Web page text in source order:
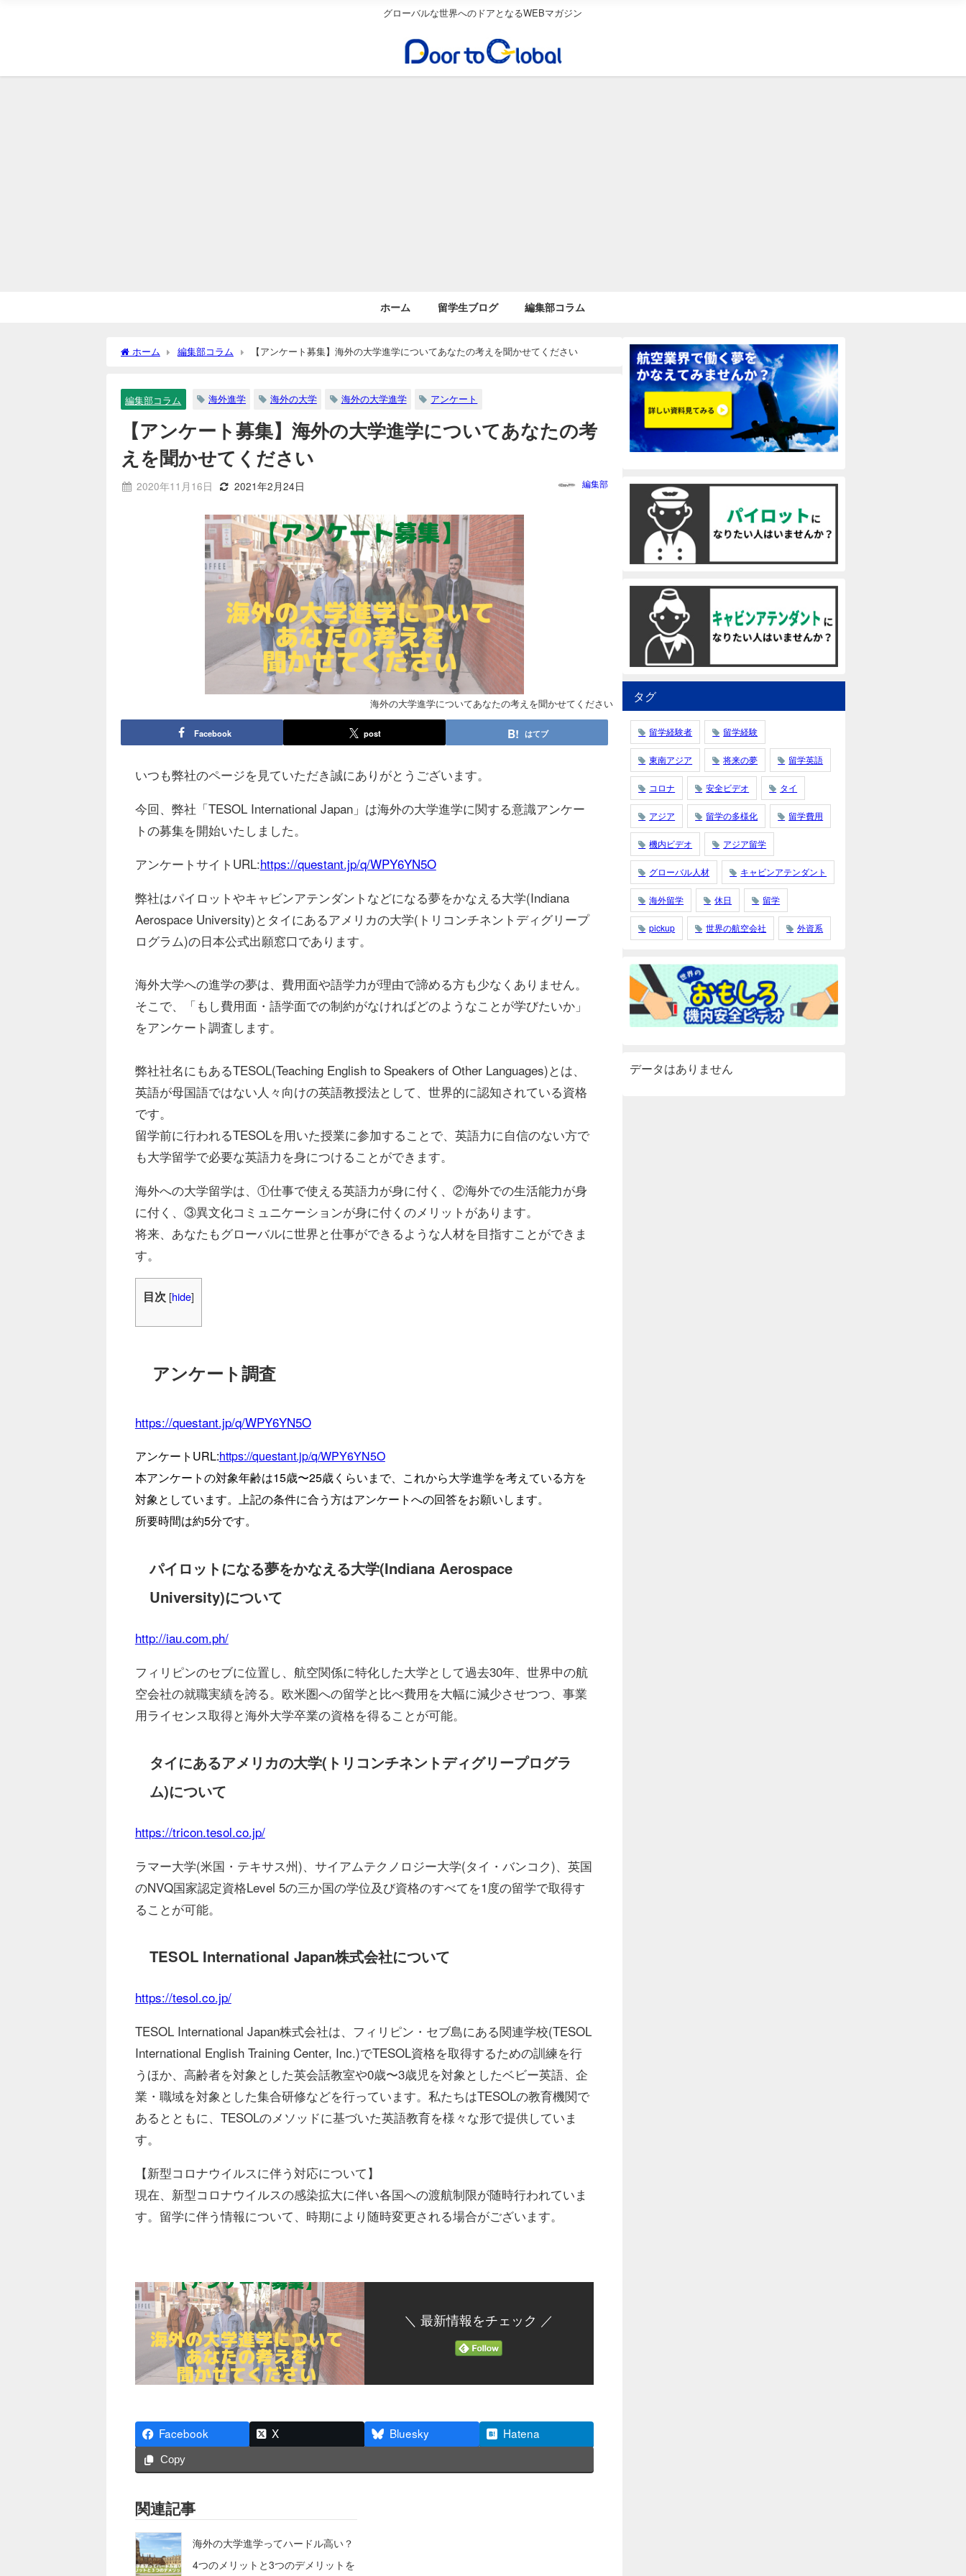
グローバルな世界へのドアとなるWEBマガジン
ホーム 留学生ブログ 編集部コラム
ホーム 編集部コラム 【アンケート募集】海外の大学進学についてあなたの考えを聞かせてください
編集部コラム 海外進学 海外の大学 海外の大学進学 アンケート
【アンケート募集】海外の大学進学についてあなたの考
えを聞かせてください
2020年11月16日 2021年2月24日 編集部
海外の大学進学についてあなたの考えを聞かせてください
Facebook post はてブ
いつも弊社のページを見ていただき誠にありがとうございます。
今回、弊社「TESOL International Japan」は海外の⼤学進学に関する意識アンケー
トの募集を開始いたしました。
アンケートサイトURL:https://questant.jp/q/WPY6YN5O
弊社はパイロットやキャビンアテンダントなどになる夢をかなえる⼤学(Indiana
Aerospace University)とタイにあるアメリカの⼤学(トリコンチネントディグリープ
ログラム)の⽇本公式出願窓⼝であります。
海外⼤学への進学の夢は、費⽤⾯や語学⼒が理由で諦める⽅も少なくありません。
そこで、「もし費⽤⾯・語学⾯での制約がなければどのようなことが学びたいか」
をアンケート調査します。
弊社社名にもあるTESOL(Teaching English to Speakers of Other Languages)とは、
英語が⺟国語ではない⼈々向けの英語教授法として、世界的に認知されている資格
です。
留学前に⾏われるTESOLを⽤いた授業に参加することで、英語⼒に⾃信のない⽅で
も⼤学留学で必要な英語⼒を⾝につけることができます。
海外への大学留学は、①仕事で使える英語力が身に付く、②海外での生活能力が身
に付く、③異文化コミュニケーションが身に付くのメリットがあります。
将来、あなたもグローバルに世界と仕事ができるような人材を目指すことができま
す。
目次 [hide]
アンケート調査
https://questant.jp/q/WPY6YN5O
アンケートURL:https://questant.jp/q/WPY6YN5O
本アンケートの対象年齢は15歳〜25歳くらいまで、これから⼤学進学を考えている⽅を
対象としています。上記の条件に合う⽅はアンケートへの回答をお願いします。
所要時間は約5分です。
パイロットになる夢をかなえる⼤学(Indiana Aerospace
University)について
http://iau.com.ph/
フィリピンのセブに位置し、航空関係に特化した⼤学として過去30年、世界中の航
空会社の就職実績を誇る。欧⽶圏への留学と⽐べ費⽤を⼤幅に減少させつつ、事業
⽤ライセンス取得と海外⼤学卒業の資格を得ることが可能。
タイにあるアメリカの⼤学(トリコンチネントディグリープログラ
ム)について
https://tricon.tesol.co.jp/
ラマー⼤学(⽶国・テキサス州)、サイアムテクノロジー⼤学(タイ・バンコク)、英国
のNVQ国家認定資格Level 5の三か国の学位及び資格のすべてを1度の留学で取得す
ることが可能。
TESOL International Japan株式会社について
https://tesol.co.jp/
TESOL International Japan株式会社は、フィリピン・セブ島にある関連学校(TESOL
International English Training Center, Inc.)でTESOL資格を取得するための訓練を⾏
うほか、⾼齢者を対象とした英会話教室や0歳〜3歳児を対象としたベビー英語、企
業・職域を対象とした集合研修などを⾏っています。私たちはTESOLの教育機関で
あるとともに、TESOLのメソッドに基づいた英語教育を様々な形で提供していま
す。
【新型コロナウイルスに伴う対応について】
現在、新型コロナウイルスの感染拡⼤に伴い各国への渡航制限が随時⾏われていま
す。留学に伴う情報について、時期により随時変更される場合がございます。
＼ 最新情報をチェック ／
Facebook X Bluesky Hatena
Copy
関連記事
海外の大学進学ってハードル高い？
4つのメリットと3つのデメリットを
タグ
留学経験者 留学経験
東南アジア 将来の夢 留学英語
コロナ 安全ビデオ タイ
アジア 留学の多様化 留学費用
機内ビデオ アジア留学
グローバル人材 キャビンアテンダント
海外留学 休日 留学
pickup 世界の航空会社 外資系
データはありません